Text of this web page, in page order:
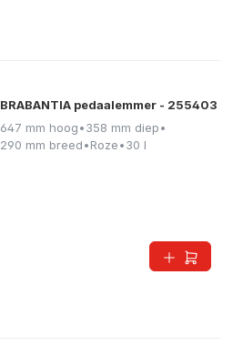
BRABANTIA pedaalemmer - 255403
647 mm hoog•358 mm diep•
290 mm breed•Roze•30 l